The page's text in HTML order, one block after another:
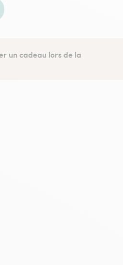
un cadeau lors de la